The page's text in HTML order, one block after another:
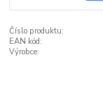
Číslo produktu:
EAN kód:
Výrobce: